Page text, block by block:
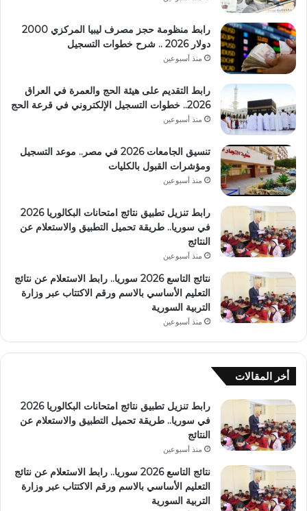
رابط منظومة حجز مصرف ليبيا المركزي 2000
دولار 2026 .. شرح خطوات التسجيل
منذ أسبوعين
رابط التقديم على هيئة الحج والعمرة في العراق
2026.. خطوات التسجيل الإلكتروني في قرعة الحج
منذ أسبوعين
تنسيق الجامعات 2026 في مصر.. موعد التسجيل
ومؤشرات القبول بالكليات
منذ أسبوعين
رابط تنزيل تطبيق نتائج امتحانات البكالوريا 2026
في سوريا.. طريقة تحميل التطبيق والاستعلام عن
النتائج
منذ أسبوعين
نتائج التاسع 2026 سوريا.. رابط الاستعلام عن نتائج
التعليم الأساسي بالاسم ورقم الاكتتاب عبر وزارة
التربية السورية
منذ أسبوعين
أخر المقالات
رابط تنزيل تطبيق نتائج امتحانات البكالوريا 2026
في سوريا.. طريقة تحميل التطبيق والاستعلام عن
النتائج
منذ أسبوعين
نتائج التاسع 2026 سوريا.. رابط الاستعلام عن نتائج
التعليم الأساسي بالاسم ورقم الاكتتاب عبر وزارة
التربية السورية